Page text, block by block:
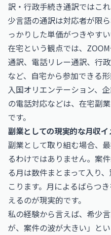
訳・行政手続き通訳ではこ
少言語の通訳は対応者が限
っかりした単価がつきやすい
在宅という観点では、
通訳、電話リレー通訳、行
など、自宅から参加できる
入国オリエンテーション、
の電話対応などは、在宅副
です。
副業としての現実的な月収
副業として取り組む場合、
るわけではありません。案
る月は数件まとまって入り
こります。月によるばらつ
えるのが現実的です。
私の経験から言えば、希少
が、案件の波が大きい」と